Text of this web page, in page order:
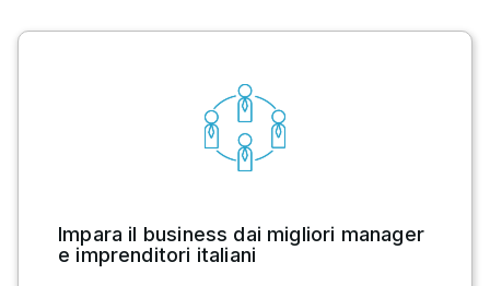
Impara il business dai migliori manager
e imprenditori italiani